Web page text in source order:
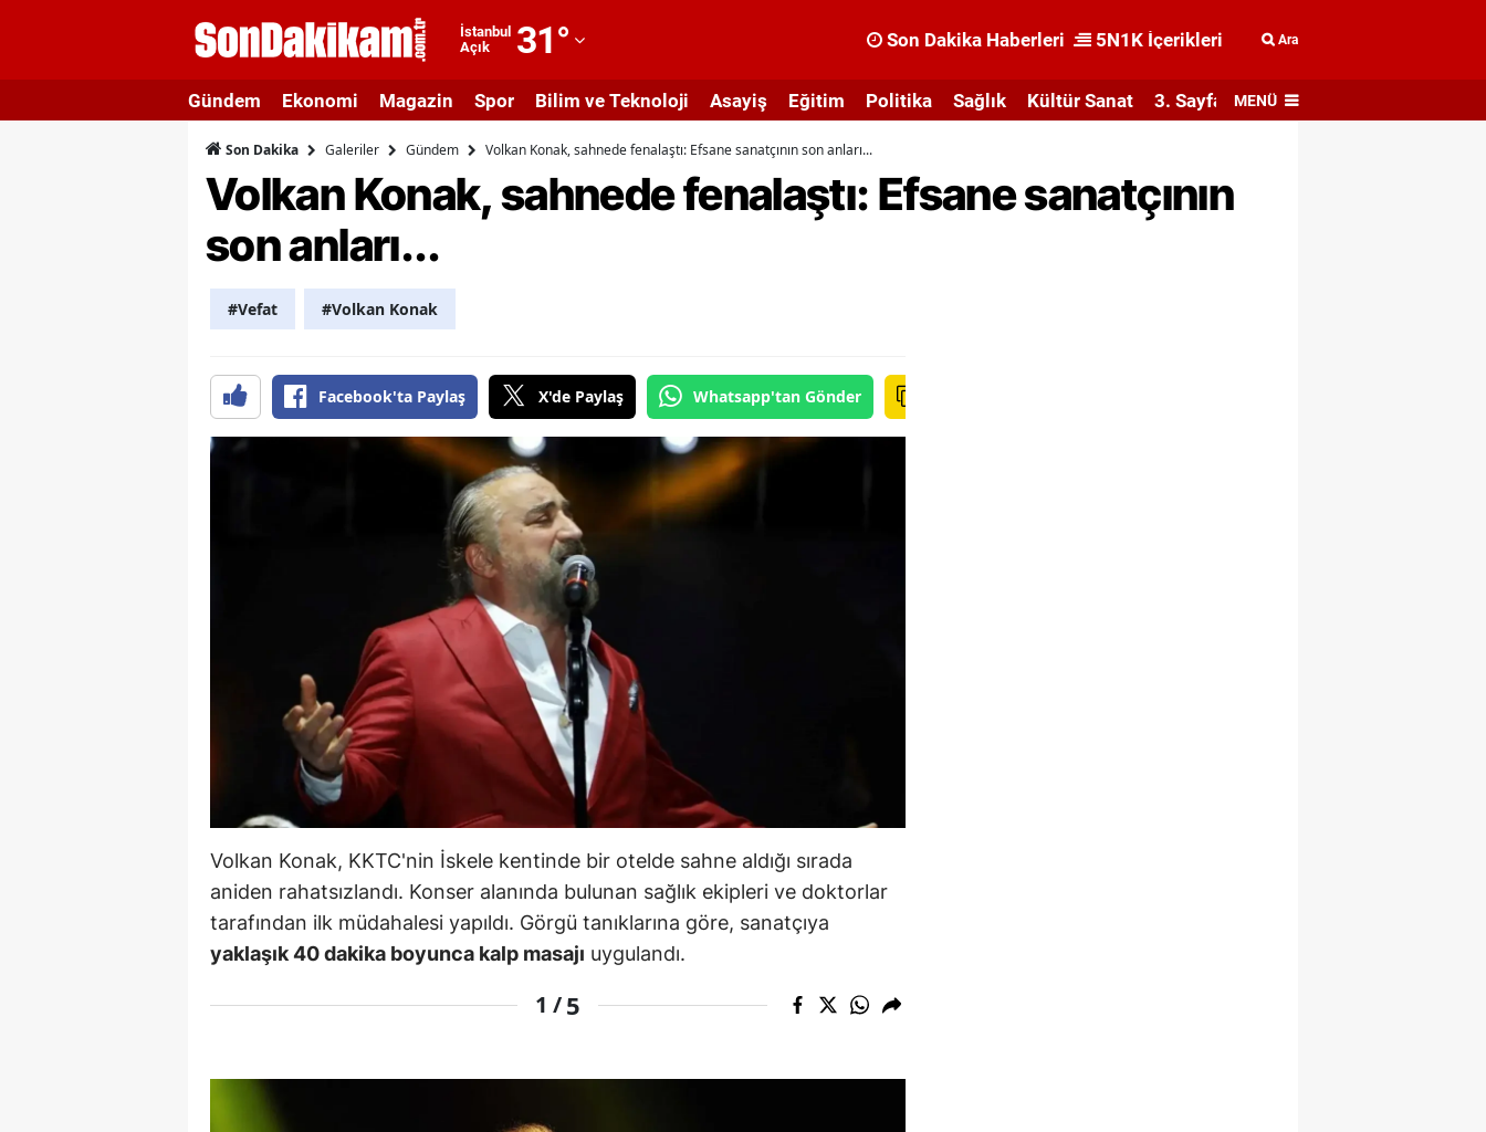
İstanbul
Açık
31°
Adıyaman
Afyonkarahisar
Ağrı
Artvin
Balıkesir
Bilecik
Bingöl
Bitlis
Bolu
Burdur
Bursa
Çanakkale
Çorum
Denizli
Diyarbakır
Son Dakika Haberleri 5N1K İçerikleri Ara
Gündem Ekonomi Magazin Spor Bilim ve Teknoloji Asayiş Eğitim Politika Sağlık Kültür Sanat 3. Sayfa MENÜ
Son Dakika Galeriler Gündem Volkan Konak, sahnede fenalaştı: Efsane sanatçının son anları...
Volkan Konak, sahnede fenalaştı: Efsane sanatçının
son anları...
#Vefat #Volkan Konak
Facebook'ta Paylaş X'de Paylaş Whatsapp'tan Gönder
Volkan Konak, KKTC'nin İskele kentinde bir otelde sahne aldığı sırada
aniden rahatsızlandı. Konser alanında bulunan sağlık ekipleri ve doktorlar
tarafından ilk müdahalesi yapıldı. Görgü tanıklarına göre, sanatçıya
yaklaşık 40 dakika boyunca kalp masajı uygulandı.
1 /5